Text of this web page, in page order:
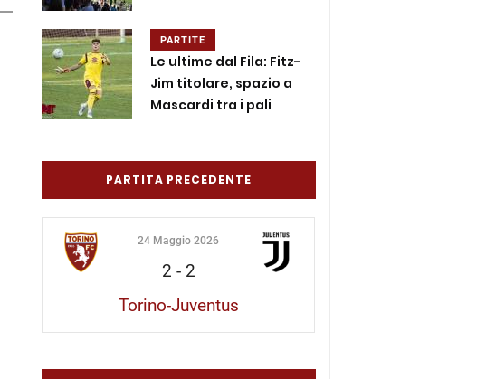
PARTITE
Le ultime dal Fila: Fitz-
Jim titolare, spazio a
Mascardi tra i pali
PARTITA PRECEDENTE
24 Maggio 2026
2 - 2
Torino-Juventus